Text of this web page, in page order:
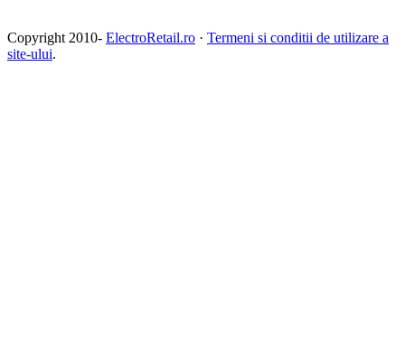
Copyright 2010- ElectroRetail.ro · Termeni si conditii de utilizare a
site-ului.